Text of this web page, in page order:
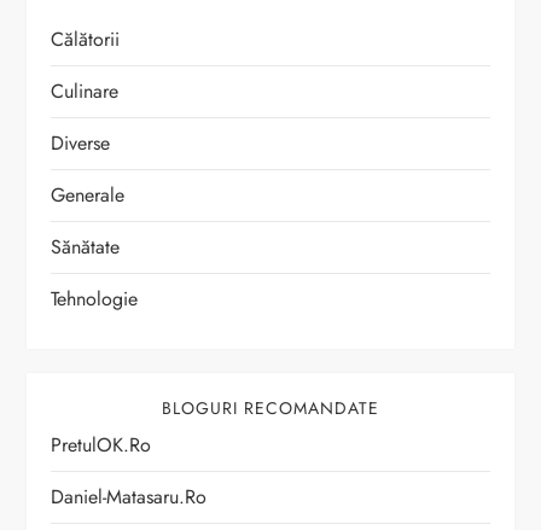
Călătorii
Culinare
Diverse
Generale
Sănătate
Tehnologie
BLOGURI RECOMANDATE
PretulOK.ro
Daniel-Matasaru.ro